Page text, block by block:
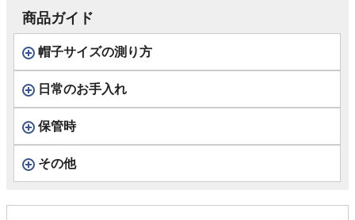
商品ガイド
帽子サイズの測り方
日常のお手入れ
保管時
その他